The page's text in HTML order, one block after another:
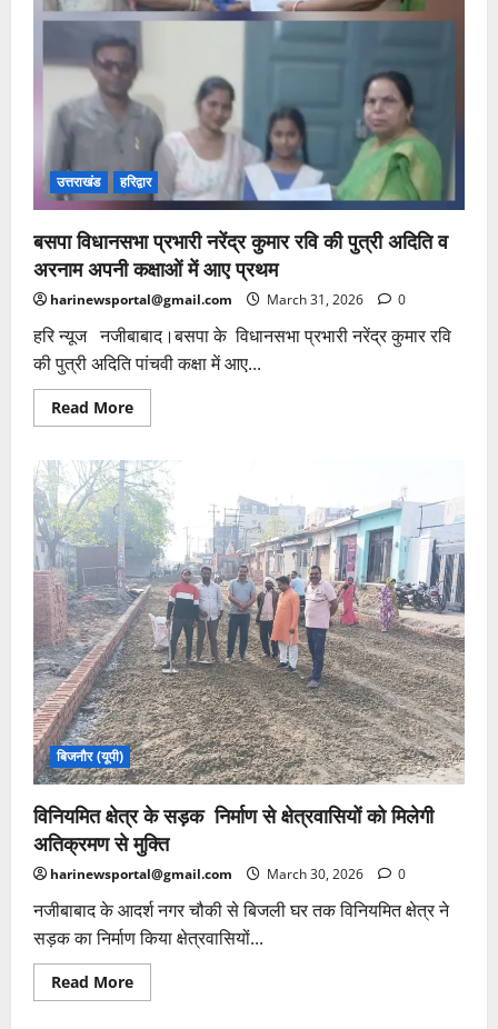
उत्तराखंड हरिद्वार
बसपा विधानसभा प्रभारी नरेंद्र कुमार रवि की पुत्री अदिति व
अरनाम अपनी कक्षाओं में आए प्रथम
harinewsportal@gmail.com March 31, 2026 0
हरि न्यूज नजीबाबाद।बसपा के विधानसभा प्रभारी नरेंद्र कुमार रवि
की पुत्री अदिति पांचवी कक्षा में आए...
Read MoreRead
more
विधानसभा
प्रभारी
नरेंद्र
कुमार
रवि
की
पुत्री
अदिति
व
अरनाम
अपनी
कक्षाओं
में
आए
प्रथम
बिजनौर (यूपी)
विनियमित क्षेत्र के सड़क निर्माण से क्षेत्रवासियों को मिलेगी
अतिक्रमण से मुक्ति
harinewsportal@gmail.com March 30, 2026 0
नजीबाबाद के आदर्श नगर चौकी से बिजली घर तक विनियमित क्षेत्र ने
सड़क का निर्माण किया क्षेत्रवासियों...
Read MoreRead
more